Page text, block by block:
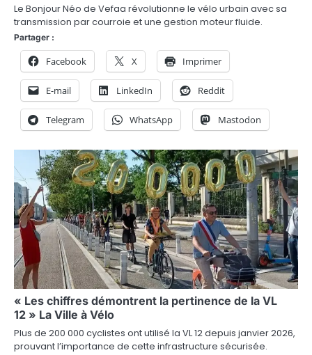
e
l
a
i
c
l
e
Le Bonjour Néo de Vefaa révolutionne le vélo urbain avec sa
transmission par courroie et une gestion moteur fluide.
Partager :
Facebook X Imprimer
E-mail LinkedIn Reddit
Telegram WhatsApp Mastodon
« Les chiffres démontrent la pertinence de la VL
12 » La Ville à Vélo
Plus de 200 000 cyclistes ont utilisé la VL 12 depuis janvier 2026,
prouvant l’importance de cette infrastructure sécurisée.